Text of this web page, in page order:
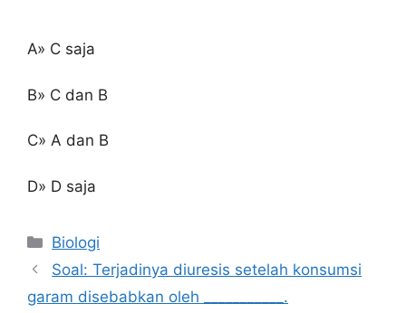
A» C saja
B» C dan B
C» A dan B
D» D saja
Kategori
Biologi
Soal: Terjadinya diuresis setelah konsumsi
garam disebabkan oleh ___________.